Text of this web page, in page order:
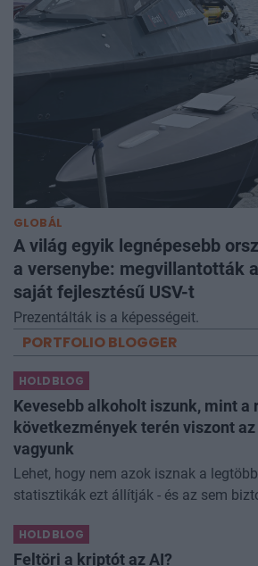
GLOBÁL
A világ egyik legnépesebb
a versenybe: megvillantották
saját fejlesztésű USV-t
Prezentálták is a képességeit.
PORTFOLIO BLOGGER
HOLDBLOG
Kevesebb alkoholt iszunk, mint a
következmények terén viszont
vagyunk
Lehet, hogy nem azok isznak a
statisztikák ezt állítják - és az sem
Kevesebb alkoholt iszunk
HOLDBLOG
Feltöri a kriptót az AI?